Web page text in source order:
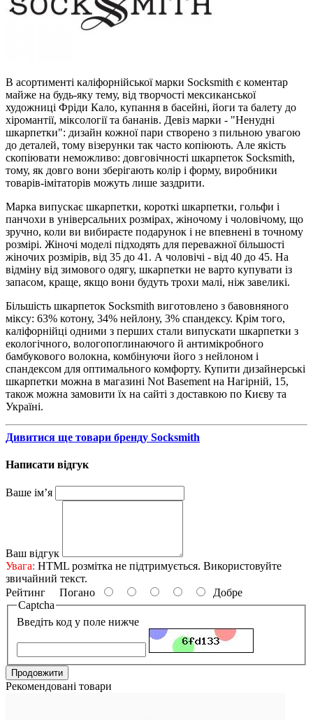
В асортименті каліфорнійської марки Socksmith є коментар
майже на будь-яку тему, від творчості мексиканської
художниці Фріди Кало, купання в басейні, йоги та балету до
хіромантії, міксології та бананів. Девіз марки - "Ненудні
шкарпетки": дизайн кожної пари створено з пильною увагою
до деталей, тому візерунки так часто копіюють. Але якість
скопіювати неможливо: довговічності шкарпеток Socksmith,
тому, як довго вони зберігають колір і форму, виробники
товарів-імітаторів можуть лише заздрити.
Марка випускає шкарпетки, короткі шкарпетки, гольфи і
панчохи в універсальних розмірах, жіночому і чоловічому, що
зручно, коли ви вибираєте подарунок і не впевнені в точному
розмірі. Жіночі моделі підходять для переважної більшості
жіночих розмірів, від 35 до 41. А чоловічі - від 40 до 45. На
відміну від зимового одягу, шкарпетки не варто купувати із
запасом, краще, якщо вони будуть трохи малі, ніж завеликі.
Більшість шкарпеток Socksmith виготовлено з бавовняного
міксу: 63% котону, 34% нейлону, 3% спандексу. Крім того,
каліфорнійці одними з перших стали випускати шкарпетки з
екологічного, вологопоглинаючого й антимікробного
бамбукового волокна, комбінуючи його з нейлоном і
спандексом для оптимального комфорту. Купити дизайнерські
шкарпетки можна в магазині Not Basement на Нагірній, 15,
також можна замовити їх на сайті з доставкою по Києву та
Україні.
Дивитися ще товари бренду Socksmith
Написати відгук
Ваше ім’я
Ваш відгук
Увага: HTML розмітка не підтримується. Використовуйте
звичайний текст.
Рейтинг Погано
Добре
Captcha
Введіть код у поле нижче
Продовжити
Рекомендовані товари